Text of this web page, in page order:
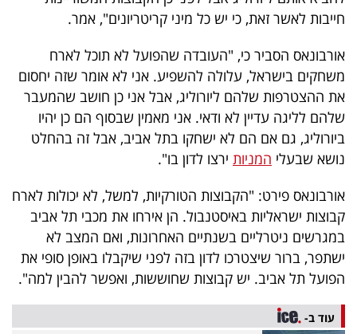
UNDER
שיתופי
פעולה
דרושים
ניוזלטרים
אדום
חייבות לאשר זאת, כי יש כל מיני קריטריונים", אמר.
אורבונאס הסביר כי, "העובדה שהפועל לא תוכל לארח
משחקים בישראל, עלולה להשפיע. אני לא אומר שזה יחסום
את ההצטרפות שלהם ליורוליג, אבל אני כן חושב שהמעבר
שלהם לליגה עדיין לא ודאי. אני מאמין שבסוף הם כן יהיו
ביורוליג, גם אם הם לא ישחקו בתל אביב, אבל זה בהחלט
נושא שבעלי המניות ירצו לדון בו".
אורבונאס פירט: "הקבוצות הטורקיות, למשל, לא יכולות לארח
קבוצות ישראליות באיסטנבול. הן אירחו את מכבי תל אביב
במגרשים ניטרליים בשנתיים האחרונות, ואם המצב לא
ישתפר, ברור שיצטרכו לדון בזה לפני שיקבלו באופן סופי את
הפועל תל אביב. יש קבוצות שחוששות, ואפשר להבין למה".
עוד ב-